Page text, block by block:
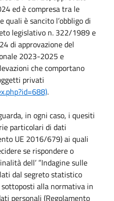
ed è compresa tra le
è sancito l’obbligo di
legislativo n. 322/1989 e
di approvazione del
2023-2025 e
che comportano
privati
.
in ogni caso, i quesiti
particolari di dati
UE 2016/679) ai quali
se rispondere o
dell’ ”Indagine sulle
dal segreto statistico
alla normativa in
personali (Regolamento